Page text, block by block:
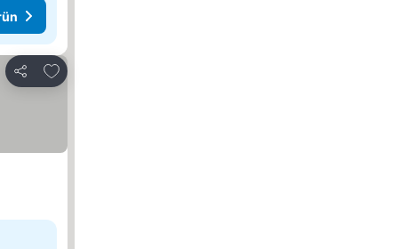
Paylaş
Favorilerime ekle